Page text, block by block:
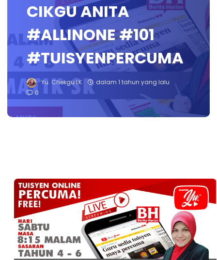
CIKGU ANITA
#ALLINONE #101
#TUISYENPERCUMA
Yu. Chekgu LK
dalam 1 tahun yang lalu
0